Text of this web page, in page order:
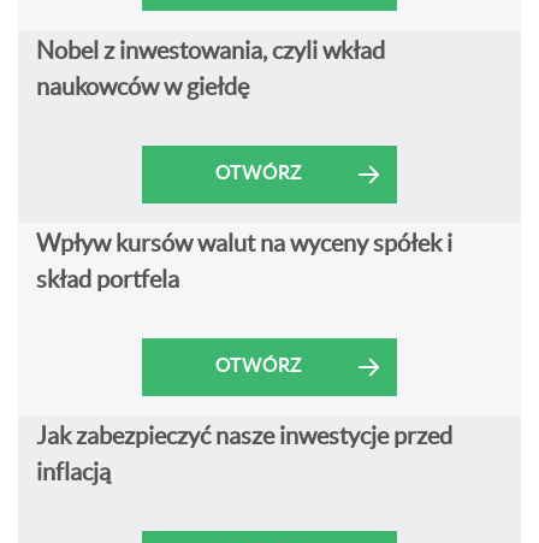
Nobel z inwestowania, czyli wkład
naukowców w giełdę
OTWÓRZ
Wpływ kursów walut na wyceny spółek i
skład portfela
OTWÓRZ
Jak zabezpieczyć nasze inwestycje przed
inflacją